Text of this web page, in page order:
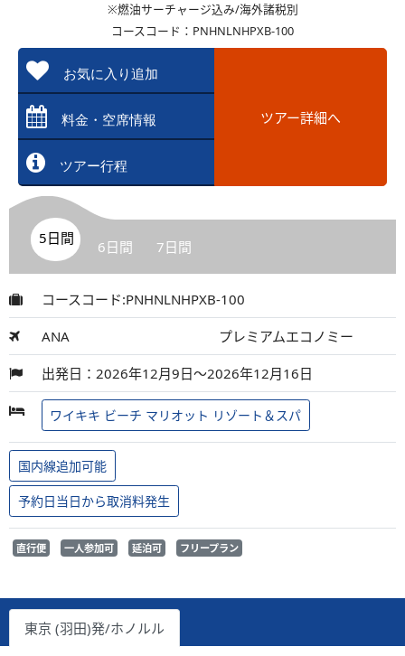
※燃油サーチャージ込み/海外諸税別
コースコード：PNHNLNHPXB-100
お気に入り追加
料金・空席情報
ツアー行程
ツアー詳細へ
5日間 6日間 7日間
コースコード:PNHNLNHPXB-100
ANA プレミアムエコノミー
出発日：2026年12月9日～2026年12月16日
ワイキキ ビーチ マリオット リゾート＆スパ
国内線追加可能
予約日当日から取消料発生
直行便 一人参加可 延泊可 フリープラン
東京 (羽田)発/ホノルル